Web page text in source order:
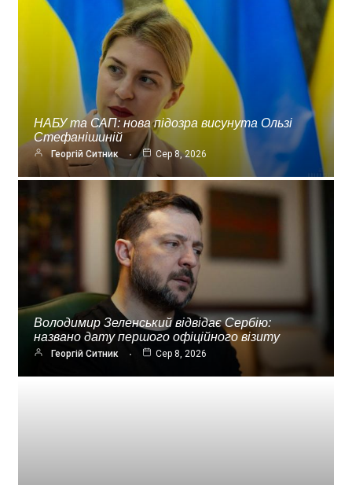
НАБУ та САП: нова підозра висунута Ользі
Стефанішиній
Георгій Ситник Сер 8, 2026
Володимир Зеленський відвідає Сербію:
названо дату першого офіційного візиту
Георгій Ситник Сер 8, 2026